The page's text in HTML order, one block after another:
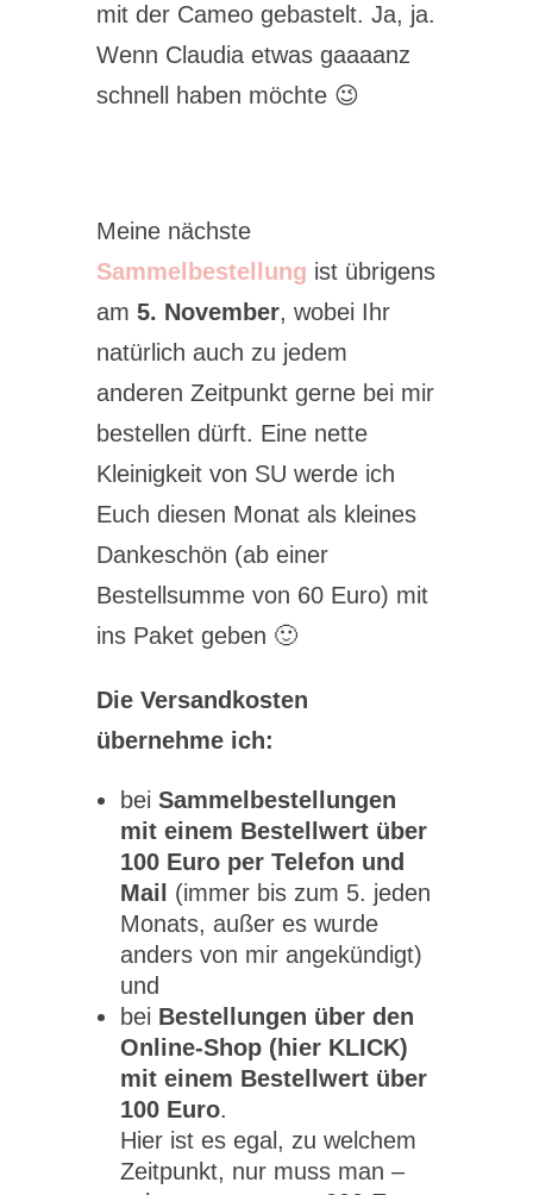
mit der Cameo gebastelt. Ja, ja.
Wenn Claudia etwas gaaaanz
schnell haben möchte 😉
Meine nächste
Sammelbestellung ist übrigens
am 5. November, wobei Ihr
natürlich auch zu jedem
anderen Zeitpunkt gerne bei mir
bestellen dürft. Eine nette
Kleinigkeit von SU werde ich
Euch diesen Monat als kleines
Dankeschön (ab einer
Bestellsumme von 60 Euro) mit
ins Paket geben 🙂
Die Versandkosten
übernehme ich:
bei Sammelbestellungen
mit einem Bestellwert über
100 Euro per Telefon und
Mail
(immer bis zum 5. jeden
Monats, außer es wurde
anders von mir angekündigt)
und
bei Bestellungen über den
Online-Shop (hier KLICK)
mit einem Bestellwert über
100 Euro.
Hier ist es egal, zu welchem
Zeitpunkt, nur muss man –